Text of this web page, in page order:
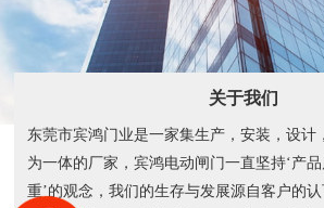
关于我们
东莞市宾鸿门业是一家集生产，安装，设计
为一体的厂家，宾鸿电动闸门一直坚持‘产
重’的观念，我们的生存与发展源自客户的